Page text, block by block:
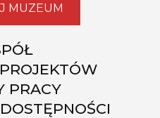
MUZEUM
PRACY